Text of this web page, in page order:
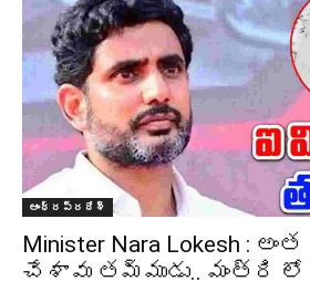
ఆంధ్రప్రదేశ్‌
Minister Nara Lokesh :
చేశావు తమ్ముడు..